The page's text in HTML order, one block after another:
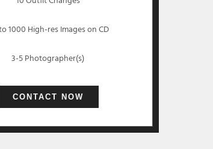
1000 High-res Images on CD
3-5 Photographer(s)
CONTACT NOW